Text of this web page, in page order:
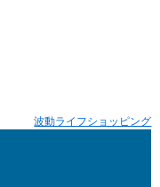
波動ライフショッピング